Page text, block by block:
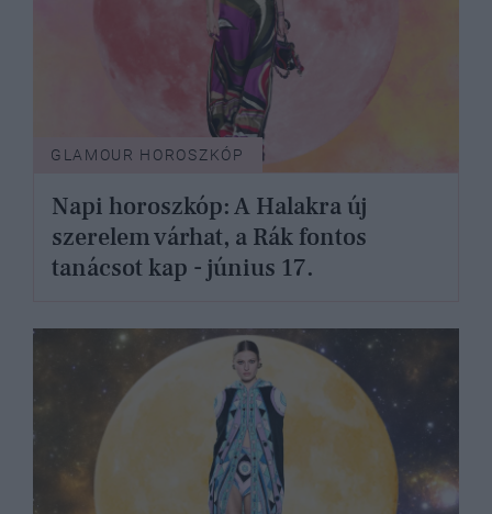
GLAMOUR HOROSZKÓP
Napi horoszkóp: A Halakra új
szerelem várhat, a Rák fontos
tanácsot kap - június 17.